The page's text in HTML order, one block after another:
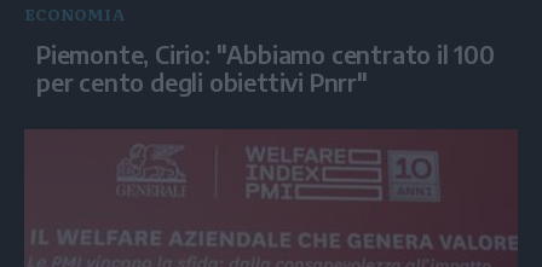
ECONOMIA
Piemonte, Cirio: "Abbiamo centrato il 100
per cento degli obiettivi Pnrr"